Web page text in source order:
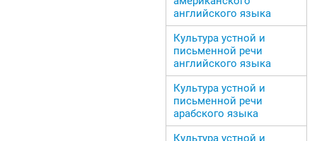
английского языка
Культура устной и
письменной речи
английского языка
Культура устной и
письменной речи
арабского языка
Культура устной и